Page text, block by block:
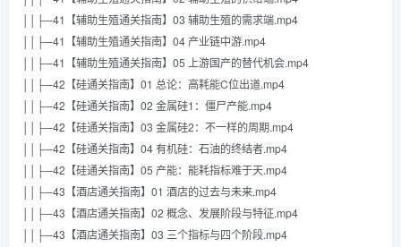
││├─41【辅助生殖通关指南】03 辅助生殖的需求端.mp4
││├─41【辅助生殖通关指南】04 产业链中游.mp4
││├─41【辅助生殖通关指南】05 上游国产的替代机会.mp4
││├─42【硅通关指南】01 总论：高耗能C位出道.mp4
││├─42【硅通关指南】02 金属硅1：僵尸产能.mp4
││├─42【硅通关指南】03 金属硅2：不一样的周期.mp4
││├─42【硅通关指南】04 有机硅：石油的终结者.mp4
││├─42【硅通关指南】05 产能：能耗指标难于天.mp4
││├─43【酒店通关指南】01 酒店的过去与未来.mp4
││├─43【酒店通关指南】02 概念、发展阶段与特征.mp4
││├─43【酒店通关指南】03 三个指标与四个阶段.mp4